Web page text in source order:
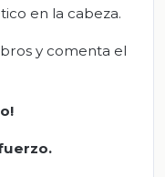
en la cabeza.
y comenta el
.